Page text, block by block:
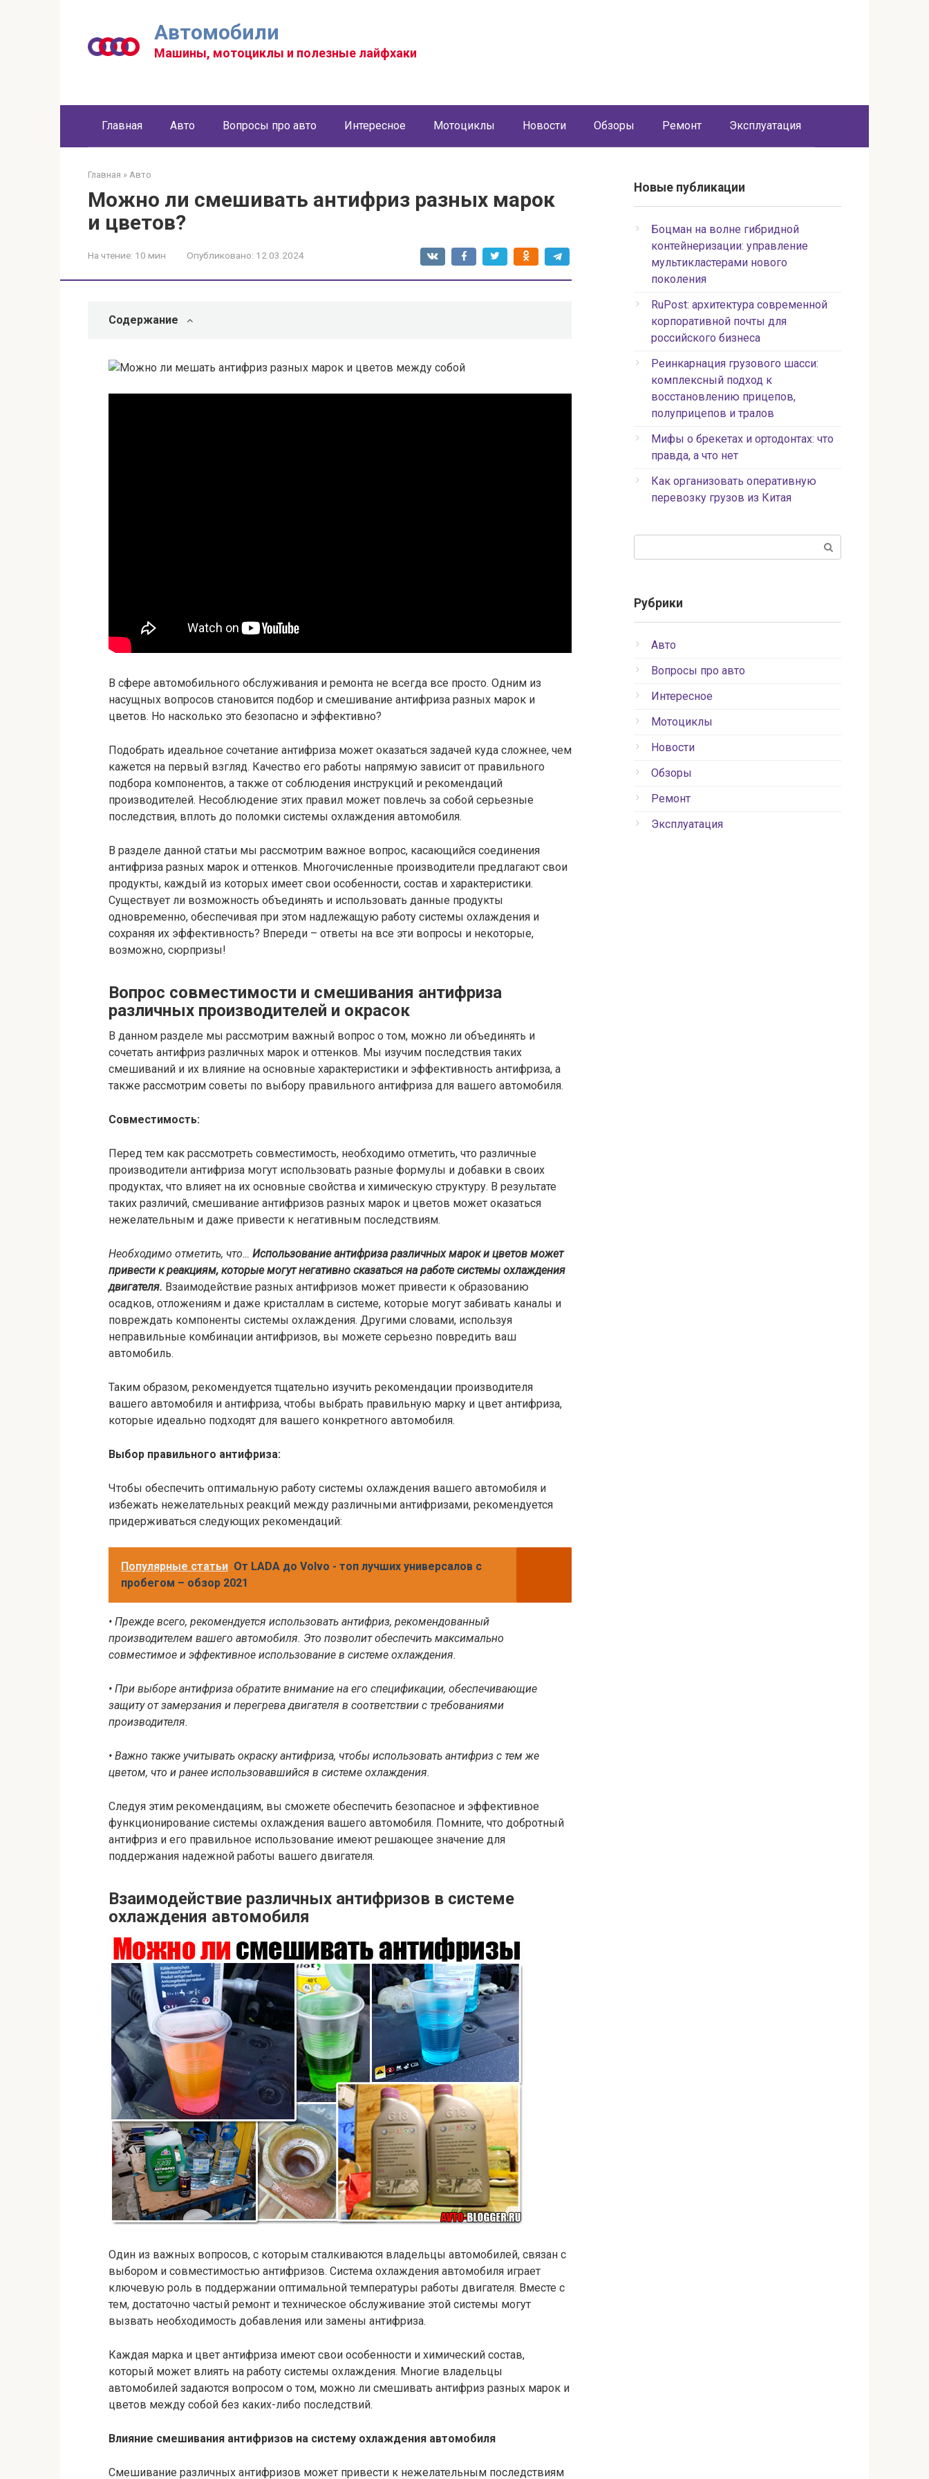
Автомобили
Машины, мотоциклы и полезные лайфхаки
Главная Авто Вопросы про авто Интересное Мотоциклы Новости Обзоры Ремонт Эксплуатация
Главная » Авто
Можно ли смешивать антифриз разных марок
и цветов?
На чтение: 10 мин Опубликовано: 12.03.2024
Содержание
В сфере автомобильного обслуживания и ремонта не всегда все просто. Одним из
насущных вопросов становится подбор и смешивание антифриза разных марок и
цветов. Но насколько это безопасно и эффективно?
Подобрать идеальное сочетание антифриза может оказаться задачей куда сложнее, чем
кажется на первый взгляд. Качество его работы напрямую зависит от правильного
подбора компонентов, а также от соблюдения инструкций и рекомендаций
производителей. Несоблюдение этих правил может повлечь за собой серьезные
последствия, вплоть до поломки системы охлаждения автомобиля.
В разделе данной статьи мы рассмотрим важное вопрос, касающийся соединения
антифриза разных марок и оттенков. Многочисленные производители предлагают свои
продукты, каждый из которых имеет свои особенности, состав и характеристики.
Существует ли возможность объединять и использовать данные продукты
одновременно, обеспечивая при этом надлежащую работу системы охлаждения и
сохраняя их эффективность? Впереди – ответы на все эти вопросы и некоторые,
возможно, сюрпризы!
Вопрос совместимости и смешивания антифриза
различных производителей и окрасок
В данном разделе мы рассмотрим важный вопрос о том, можно ли объединять и
сочетать антифриз различных марок и оттенков. Мы изучим последствия таких
смешиваний и их влияние на основные характеристики и эффективность антифриза, а
также рассмотрим советы по выбору правильного антифриза для вашего автомобиля.
Совместимость:
Перед тем как рассмотреть совместимость, необходимо отметить, что различные
производители антифриза могут использовать разные формулы и добавки в своих
продуктах, что влияет на их основные свойства и химическую структуру. В результате
таких различий, смешивание антифризов разных марок и цветов может оказаться
нежелательным и даже привести к негативным последствиям.
Необходимо отметить, что… Использование антифриза различных марок и цветов может
привести к реакциям, которые могут негативно сказаться на работе системы охлаждения
двигателя. Взаимодействие разных антифризов может привести к образованию
осадков, отложениям и даже кристаллам в системе, которые могут забивать каналы и
повреждать компоненты системы охлаждения. Другими словами, используя
неправильные комбинации антифризов, вы можете серьезно повредить ваш
автомобиль.
Таким образом, рекомендуется тщательно изучить рекомендации производителя
вашего автомобиля и антифриза, чтобы выбрать правильную марку и цвет антифриза,
которые идеально подходят для вашего конкретного автомобиля.
Выбор правильного антифриза:
Чтобы обеспечить оптимальную работу системы охлаждения вашего автомобиля и
избежать нежелательных реакций между различными антифризами, рекомендуется
придерживаться следующих рекомендаций:
Популярные статьи От LADA до Volvo - топ лучших универсалов с
пробегом – обзор 2021
• Прежде всего, рекомендуется использовать антифриз, рекомендованный
производителем вашего автомобиля. Это позволит обеспечить максимально
совместимое и эффективное использование в системе охлаждения.
• При выборе антифриза обратите внимание на его спецификации, обеспечивающие
защиту от замерзания и перегрева двигателя в соответствии с требованиями
производителя.
• Важно также учитывать окраску антифриза, чтобы использовать антифриз с тем же
цветом, что и ранее использовавшийся в системе охлаждения.
Следуя этим рекомендациям, вы сможете обеспечить безопасное и эффективное
функционирование системы охлаждения вашего автомобиля. Помните, что добротный
антифриз и его правильное использование имеют решающее значение для
поддержания надежной работы вашего двигателя.
Взаимодействие различных антифризов в системе
охлаждения автомобиля
Один из важных вопросов, с которым сталкиваются владельцы автомобилей, связан с
выбором и совместимостью антифризов. Система охлаждения автомобиля играет
ключевую роль в поддержании оптимальной температуры работы двигателя. Вместе с
тем, достаточно частый ремонт и техническое обслуживание этой системы могут
вызвать необходимость добавления или замены антифриза.
Каждая марка и цвет антифриза имеют свои особенности и химический состав,
который может влиять на работу системы охлаждения. Многие владельцы
автомобилей задаются вопросом о том, можно ли смешивать антифриз разных марок и
цветов между собой без каких-либо последствий.
Влияние смешивания антифризов на систему охлаждения автомобиля
Смешивание различных антифризов может привести к нежелательным последствиям
Новые публикации
Боцман на волне гибридной
контейнеризации: управление
мультикластерами нового
поколения
RuPost: архитектура современной
корпоративной почты для
российского бизнеса
Реинкарнация грузового шасси:
комплексный подход к
восстановлению прицепов,
полуприцепов и тралов
Мифы о брекетах и ортодонтах: что
правда, а что нет
Как организовать оперативную
перевозку грузов из Китая
Рубрики
Авто
Вопросы про авто
Интересное
Мотоциклы
Новости
Обзоры
Ремонт
Эксплуатация